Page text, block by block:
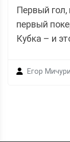
Первый гол,
первый
Кубка – и
Егор